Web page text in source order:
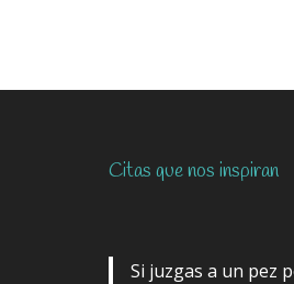
Citas que nos inspiran
Si juzgas a un pez